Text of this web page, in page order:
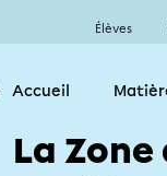
Élèves
Accueil
La